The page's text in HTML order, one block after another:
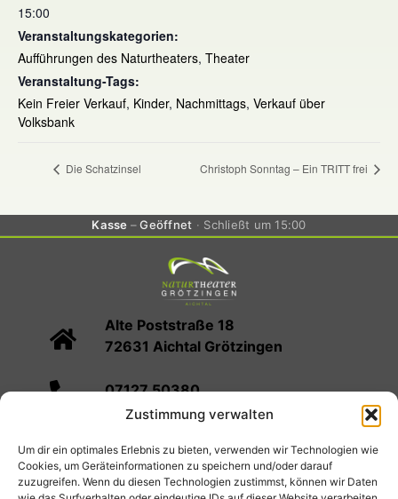
Zustimmung verwalten
Um dir ein optimales Erlebnis zu bieten, verwenden wir Technologien wie
Cookies, um Geräteinformationen zu speichern und/oder darauf
zuzugreifen. Wenn du diesen Technologien zustimmst, können wir Daten
15:00
Veranstaltungskategorien:
Aufführungen des Naturtheaters, Theater
Veranstaltung-Tags:
Kein Freier Verkauf, Kinder, Nachmittags, Verkauf über
Volksbank
Die Schatzinsel Christoph Sonntag – Ein TRITT frei
Kasse Geöffnet Schließt um 15:00
Alte Poststraße 18
72631 Aichtal Grötzingen
07127 50380
Spielplan Kartenvorverkauf
Infos